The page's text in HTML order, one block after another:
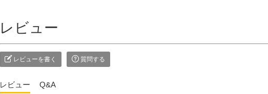
レビュー
レビューを書く 質問する
レビュー Q&A